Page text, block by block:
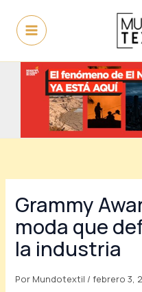
contenido
Grammy
moda que
la industria
Por Mundotextil /febrero 3,